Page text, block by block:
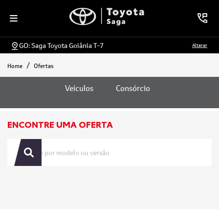
GO: Saga Toyota Goiânia T-7 Alterar
Home Ofertas
Veículos Consórcio
Ofertas
ENCONTRE UMA OFERTA